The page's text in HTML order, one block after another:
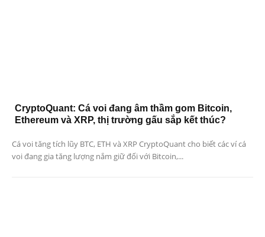
CryptoQuant: Cá voi đang âm thầm gom Bitcoin,
Ethereum và XRP, thị trường gấu sắp kết thúc?
Cá voi tăng tích lũy BTC, ETH và XRP CryptoQuant cho biết các ví cá
voi đang gia tăng lượng nắm giữ đối với Bitcoin,...